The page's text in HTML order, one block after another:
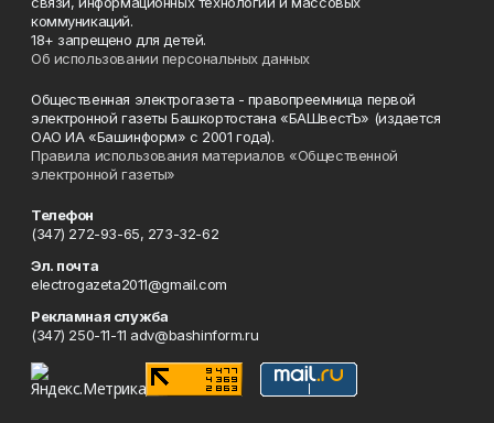
коммуникаций.
18+ запрещено для детей.
Об использовании персональных данных
Общественная электрогазета - правопреемница первой
электронной газеты Башкортостана «БАШвестЪ» (издается
ОАО ИА «Башинформ» с 2001 года).
Правила использования материалов «Общественной
электронной газеты»
Телефон
(347) 272-93-65, 273-32-62
Эл. почта
electrogazeta2011@gmail.com
Рекламная служба
(347) 250-11-11 adv@bashinform.ru